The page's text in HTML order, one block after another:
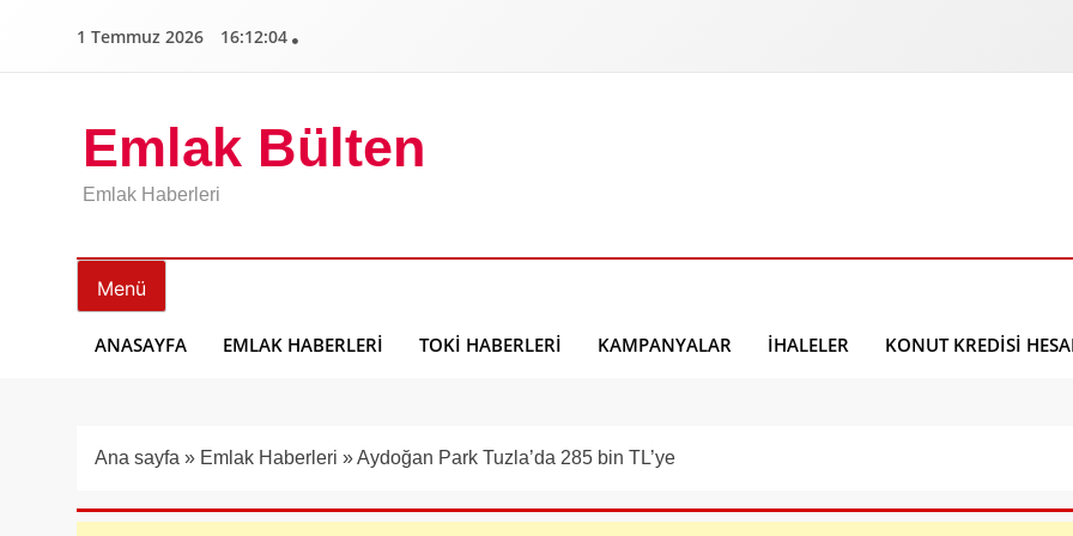
1 Temmuz 2026 16:12:05
Emlak Bülten
Emlak Haberleri
Menü
ANASAYFA EMLAK HABERLERI TOKI HABERLERI KAMPANYALAR İHALELER KONUT KREDISI
Ana sayfa » Emlak Haberleri »Aydoğan Park Tuzla’da 285 bin TL’ye